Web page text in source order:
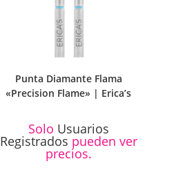
Punta Diamante Flama
«Precision Flame» | Erica’s
Solo Usuarios
Registrados pueden ver
precios.